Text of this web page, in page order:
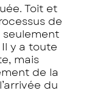
Toit et
de
seulement
y a toute
mais
de la
du